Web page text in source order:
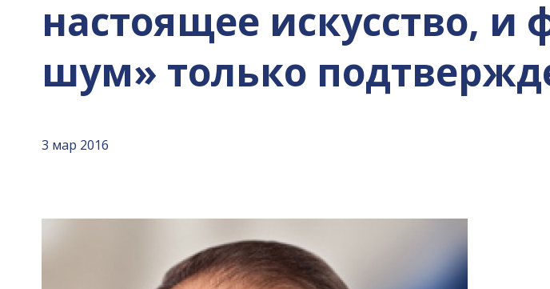
настоящее искусство,
шум» только
3 мар 2016